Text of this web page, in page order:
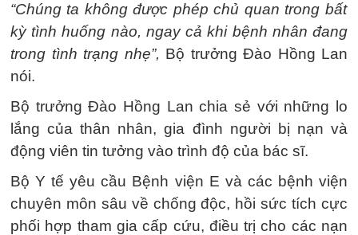
“Chúng ta không được phép chủ quan trong bất
kỳ tình huống nào, ngay cả khi bệnh nhân đang
trong tình trạng nhẹ”, Bộ trưởng Đào Hồng Lan
nói.
Bộ trưởng Đào Hồng Lan chia sẻ với những lo
lắng của thân nhân, gia đình người bị nạn và
động viên tin tưởng vào trình độ của bác sĩ.
Bộ Y tế yêu cầu Bệnh viện E và các bệnh viện
chuyên môn sâu về chống độc, hồi sức tích cực
phối hợp tham gia cấp cứu, điều trị cho các nạn